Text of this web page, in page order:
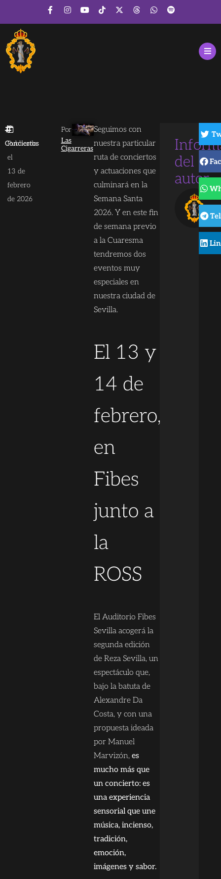
Conciertos
Publicado
el
13 de
febrero
de 2026
Por
Las
Cigarreras
Seguimos con
nuestra particular
ruta de conciertos
y actuaciones que
culminará en la
Semana Santa
2026. Y en este fin
de semana previo
a la Cuaresma
tendremos dos
eventos muy
especiales en
nuestra ciudad de
Sevilla.
El 13 y
14 de
febrero,
en
Fibes
junto a
la
ROSS
El Auditorio Fibes
Sevilla acogerá la
segunda edición
de Reza Sevilla, un
espectáculo que,
bajo la batuta de
Alexandre Da
Costa, y con una
propuesta ideada
por Manuel
Marvizón, es
mucho más que
un concierto: es
una experiencia
sensorial que une
música, incienso,
tradición,
emoción,
imágenes y sabor.
del
autor